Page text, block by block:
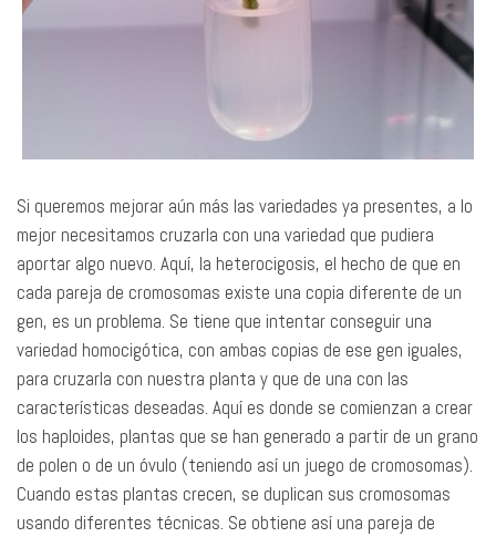
Si queremos mejorar aún más las variedades ya presentes, a lo
mejor necesitamos cruzarla con una variedad que pudiera
aportar algo nuevo. Aquí, la heterocigosis, el hecho de que en
cada pareja de cromosomas existe una copia diferente de un
gen, es un problema. Se tiene que intentar conseguir una
variedad homocigótica, con ambas copias de ese gen iguales,
para cruzarla con nuestra planta y que de una con las
características deseadas. Aquí es donde se comienzan a crear
los haploides, plantas que se han generado a partir de un grano
de polen o de un óvulo (teniendo así un juego de cromosomas).
Cuando estas plantas crecen, se duplican sus cromosomas
usando diferentes técnicas. Se obtiene así una pareja de